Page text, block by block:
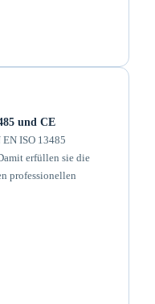
und CE
ISO 13485
erfüllen sie die
professionellen